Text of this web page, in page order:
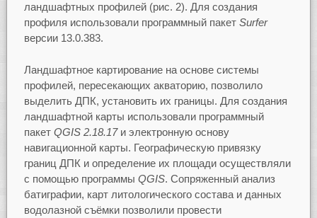
ландшафтных профилей (рис. 2). Для создания
профиля использовали программный пакет Surfer
версии 13.0.383.
Ландшафтное картирование на основе системы
профилей, пересекающих акваторию, позволило
выделить ДПК, установить их границы. Для создания
ландшафтной карты использовали программный
пакет QGIS 2.18.17и электронную основу
навигационной карты. Географическую привязку
границ ДПК и определение их площади осуществляли
с помощью программы QGIS. Сопряженный анализ
батиграфии, карт литологического состава и данных
водолазной съёмки позволили провести